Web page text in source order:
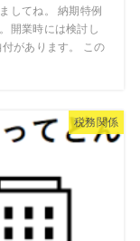
してね。 納期特例
開業時には検討し
があります。 この
税務関係